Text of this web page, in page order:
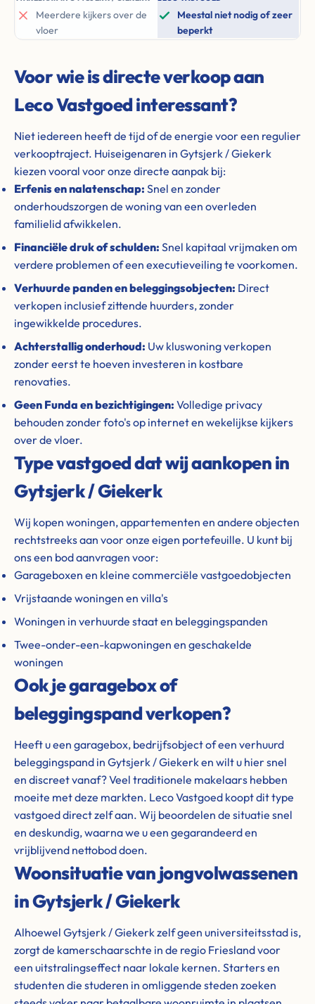
Meerdere kijkers over de
vloer
Meestal niet nodig of zeer
beperkt
Voor wie is directe verkoop aan
Leco Vastgoed interessant?
Niet iedereen heeft de tijd of de energie voor een regulier
verkooptraject. Huiseigenaren in Gytsjerk / Giekerk
kiezen vooral voor onze directe aanpak bij:
Erfenis en nalatenschap: Snel en zonder
onderhoudszorgen de woning van een overleden
familielid afwikkelen.
Financiële druk of schulden: Snel kapitaal vrijmaken om
verdere problemen of een executieveiling te voorkomen.
Verhuurde panden en beleggingsobjecten: Direct
verkopen inclusief zittende huurders, zonder
ingewikkelde procedures.
Achterstallig onderhoud: Uw kluswoning verkopen
zonder eerst te hoeven investeren in kostbare
renovaties.
Geen Funda en bezichtigingen: Volledige privacy
behouden zonder foto's op internet en wekelijkse kijkers
over de vloer.
Type vastgoed dat wij aankopen in
Gytsjerk / Giekerk
Wij kopen woningen, appartementen en andere objecten
rechtstreeks aan voor onze eigen portefeuille. U kunt bij
ons een bod aanvragen voor:
Garageboxen en kleine commerciële vastgoedobjecten
Vrijstaande woningen en villa's
Woningen in verhuurde staat en beleggingspanden
Twee-onder-een-kapwoningen en geschakelde
woningen
Ook je garagebox of
beleggingspand verkopen?
Heeft u een garagebox, bedrijfsobject of een verhuurd
beleggingspand in Gytsjerk / Giekerk en wilt u hier snel
en discreet vanaf? Veel traditionele makelaars hebben
moeite met deze markten. Leco Vastgoed koopt dit type
vastgoed direct zelf aan. Wij beoordelen de situatie snel
en deskundig, waarna we u een gegarandeerd en
vrijblijvend nettobod doen.
Woonsituatie van jongvolwassenen
in Gytsjerk / Giekerk
Alhoewel Gytsjerk / Giekerk zelf geen universiteitsstad is,
zorgt de kamerschaarschte in de regio Friesland voor
een uitstralingseffect naar lokale kernen. Starters en
studenten die studeren in omliggende steden zoeken